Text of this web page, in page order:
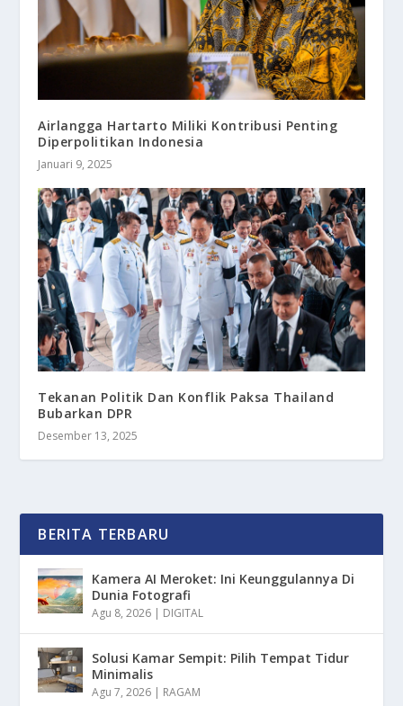
Airlangga Hartarto Miliki Kontribusi Penting
Diperpolitikan Indonesia
Januari 9, 2025
Tekanan Politik Dan Konflik Paksa Thailand
Bubarkan DPR
Desember 13, 2025
BERITA TERBARU
Kamera AI Meroket: Ini Keunggulannya Di
Dunia Fotografi
Agu 8, 2026 | DIGITAL
Solusi Kamar Sempit: Pilih Tempat Tidur
Minimalis
Agu 7, 2026 | RAGAM